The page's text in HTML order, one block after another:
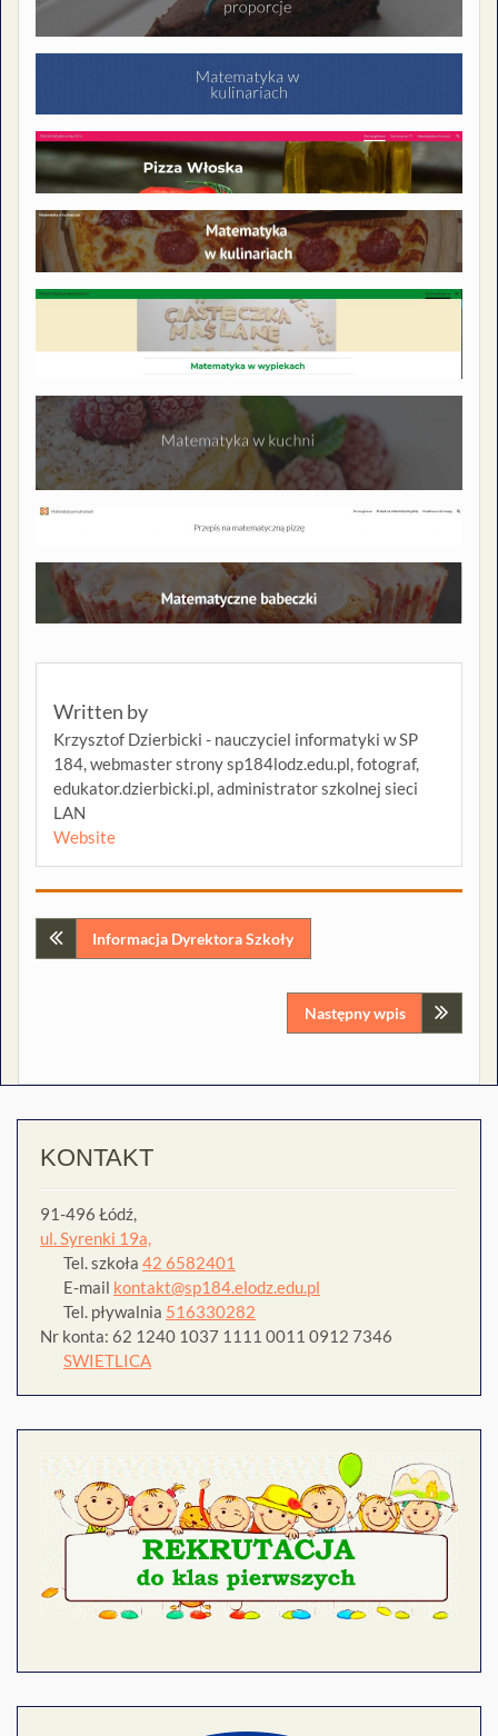
Written by
Krzysztof Dzierbicki - nauczyciel informatyki w SP
184, webmaster strony sp184lodz.edu.pl, fotograf,
edukator.dzierbicki.pl, administrator szkolnej sieci
LAN
Website
Nawigacja
Informacja Dyrektora Szkoły
Następny wpis
KONTAKT
91-496 Łódź,
ul. Syrenki 19a,
Tel. szkoła 42 6582401
E-mail kontakt@sp184.elodz.edu.pl
Tel. pływalnia 516330282
Nr konta: 62 1240 1037 1111 0011 0912 7346
SWIETLICA